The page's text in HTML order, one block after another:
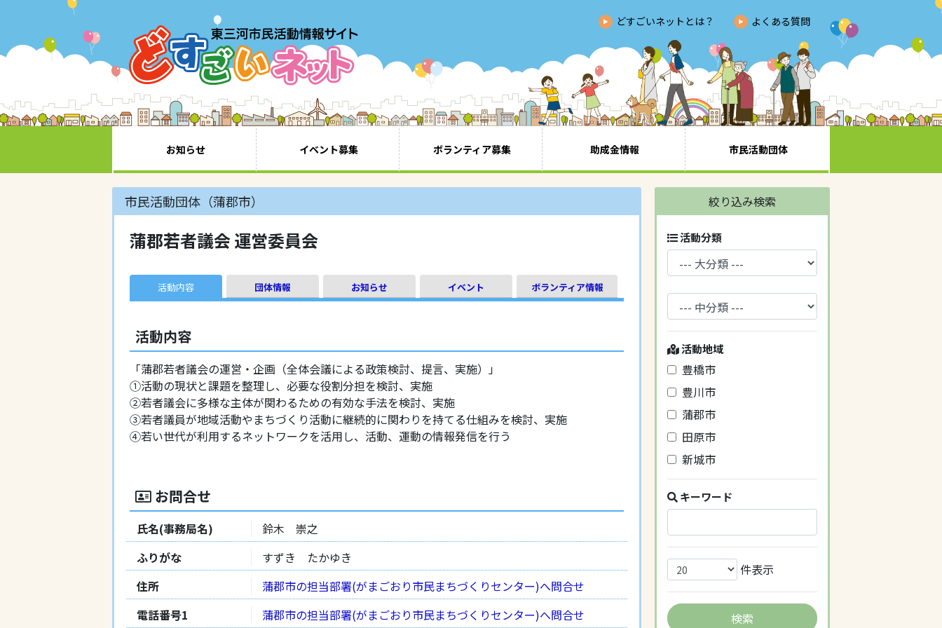
どすごいネットとは？ よくある質問
お知らせ イベント募集 ボランティア募集 助成金情報 市民活動団体
市民活動団体（蒲郡市）
蒲郡若者議会 運営委員会
活動内容 団体情報 お知らせ イベント ボランティア情報
活動内容
「蒲郡若者議会の運営・企画（全体会議による政策検討、提言、実施）」
①活動の現状と課題を整理し、必要な役割分担を検討、実施
②若者議会に多様な主体が関わるための有効な手法を検討、実施
③若者議員が地域活動やまちづくり活動に継続的に関わりを持てる仕組みを検討、実施
④若い世代が利用するネットワークを活用し、活動、運動の情報発信を行う
お問合せ
氏名(事務局名)
鈴木 崇之
ふりがな
すずき たかゆき
住所
蒲郡市の担当部署(がまごおり市民まちづくりセンター)へ問合せ
電話番号1
蒲郡市の担当部署(がまごおり市民まちづくりセンター)へ問合せ
絞り込み検索
活動分類
活動地域
豊橋市
豊川市
蒲郡市
田原市
新城市
キーワード
件表示